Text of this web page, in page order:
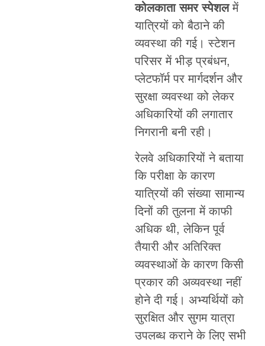
कोलकाता समर स्पेशलमें
यात्रियों को बैठाने की
व्यवस्था की गई। स्टेशन
परिसर में भीड़ प्रबंधन,
प्लेटफॉर्म पर मार्गदर्शन और
सुरक्षा व्यवस्था को लेकर
अधिकारियों की लगातार
निगरानी बनी रही।
रेलवे अधिकारियों ने बताया
कि परीक्षा के कारण
यात्रियों की संख्या सामान्य
दिनों की तुलना में काफी
अधिक थी, लेकिन पूर्व
तैयारी और अतिरिक्त
व्यवस्थाओं के कारण किसी
प्रकार की अव्यवस्था नहीं
होने दी गई। अभ्यर्थियों को
सुरक्षित और सुगम यात्रा
उपलब्ध कराने के लिए सभी